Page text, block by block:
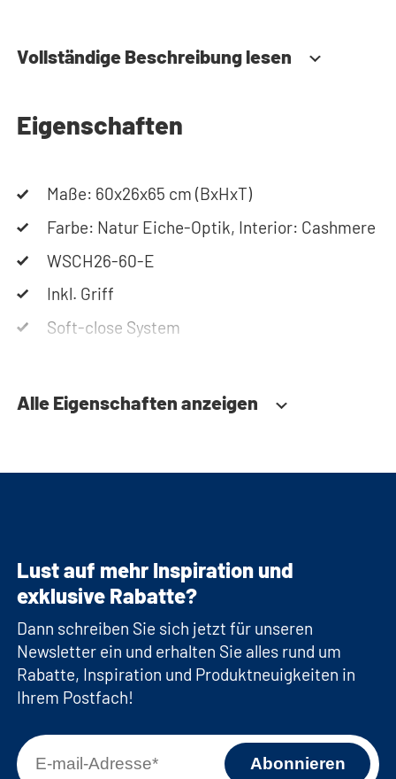
Vollständige Beschreibung lesen
Eigenschaften
Maße: 60x26x65 cm (BxHxT)
Farbe: Natur Eiche-Optik, Interior: Cashmere
WSCH26-60-E
Inkl. Griff
Soft-close System
Alle Eigenschaften anzeigen
Lust auf mehr Inspiration und
exklusive Rabatte?
Dann schreiben Sie sich jetzt für unseren
Newsletter ein und erhalten Sie alles rund um
Rabatte, Inspiration und Produktneuigkeiten in
Ihrem Postfach!